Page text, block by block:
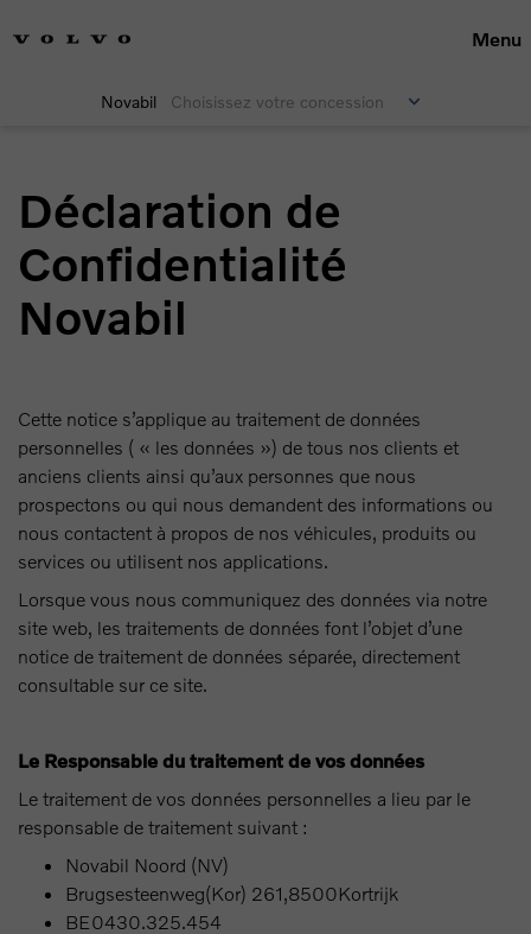
Menu
Novabil Choisissez votre concession
Déclaration de
Confidentialité
Novabil
Cette notice s’applique au traitement de données
personnelles ( « les données ») de tous nos clients et
anciens clients ainsi qu’aux personnes que nous
prospectons ou qui nous demandent des informations ou
nous contactent à propos de nos véhicules, produits ou
services ou utilisent nos applications.
Lorsque vous nous communiquez des données via notre
site web, les traitements de données font l’objet d’une
notice de traitement de données séparée, directement
consultable sur ce site.
Le Responsable du traitement de vos données
Le traitement de vos données personnelles a lieu par le
responsable de traitement suivant :
Novabil Noord (NV)
Brugsesteenweg(Kor) 261,8500Kortrijk
BE0430.325.454